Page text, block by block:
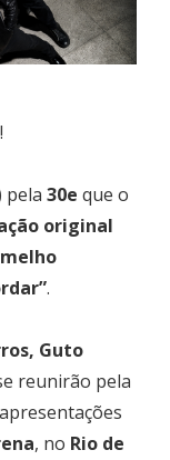
pela 30e que o
original
.
Guto
reunirão pela
, no Rio de